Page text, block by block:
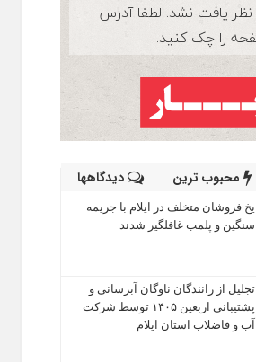
محبوب ترین دیدگاهها
یخ‌ فروشان متخلف در ایلام با جریمه
سنگین و پلمب غافلگیر شدند
تجلیل از رانندگان ناوگان آبرسانی و
پشتیبانی اربعین ۱۴۰۵ توسط شرکت
آب و فاضلاب استان ایلام